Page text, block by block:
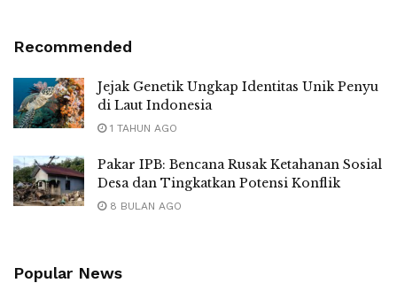
Recommended
Jejak Genetik Ungkap Identitas Unik Penyu
di Laut Indonesia
1 TAHUN AGO
Pakar IPB: Bencana Rusak Ketahanan Sosial
Desa dan Tingkatkan Potensi Konflik
8 BULAN AGO
Popular News